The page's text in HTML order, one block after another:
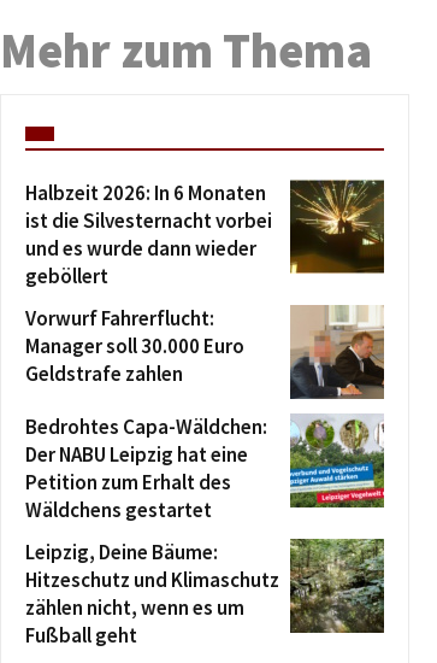
Mehr zum Thema
Halbzeit 2026: In 6 Monaten
ist die Silvesternacht vorbei
und es wurde dann wieder
geböllert
Vorwurf Fahrerflucht:
Manager soll 30.000 Euro
Geldstrafe zahlen
Bedrohtes Capa-Wäldchen:
Der NABU Leipzig hat eine
Petition zum Erhalt des
Wäldchens gestartet
Leipzig, Deine Bäume:
Hitzeschutz und Klimaschutz
zählen nicht, wenn es um
Fußball geht